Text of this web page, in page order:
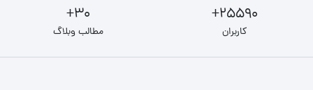
25590+
کاربران
30+
مطالب وبلاگ